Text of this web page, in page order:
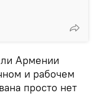
Армении
и рабочем
просто нет